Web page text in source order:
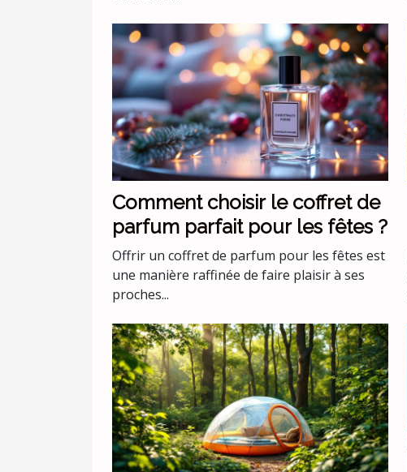
Comment choisir le coffret de
parfum parfait pour les fêtes ?
Offrir un coffret de parfum pour les fêtes est
une manière raffinée de faire plaisir à ses
proches...